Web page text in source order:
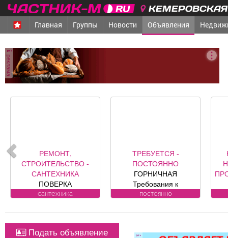
КЕМЕРОВСКАЯ
Главная Группы Новости Объявления
реклама
РЕМОНТ,
СТРОИТЕЛЬСТВО -
САНТЕХНИКА
ПОВЕРКА
ВОДОСЧЕТЧИКОВ на
замена, регистрация.
ул. Лукиянова, 5.
сантехника
ТРЕБУЕТСЯ -
ПОСТОЯННО
ГОРНИЧНАЯ
Требования к
кандидату: без опыта
-Влажная и сухая
апартаментов.
постоянно
Подать объявление